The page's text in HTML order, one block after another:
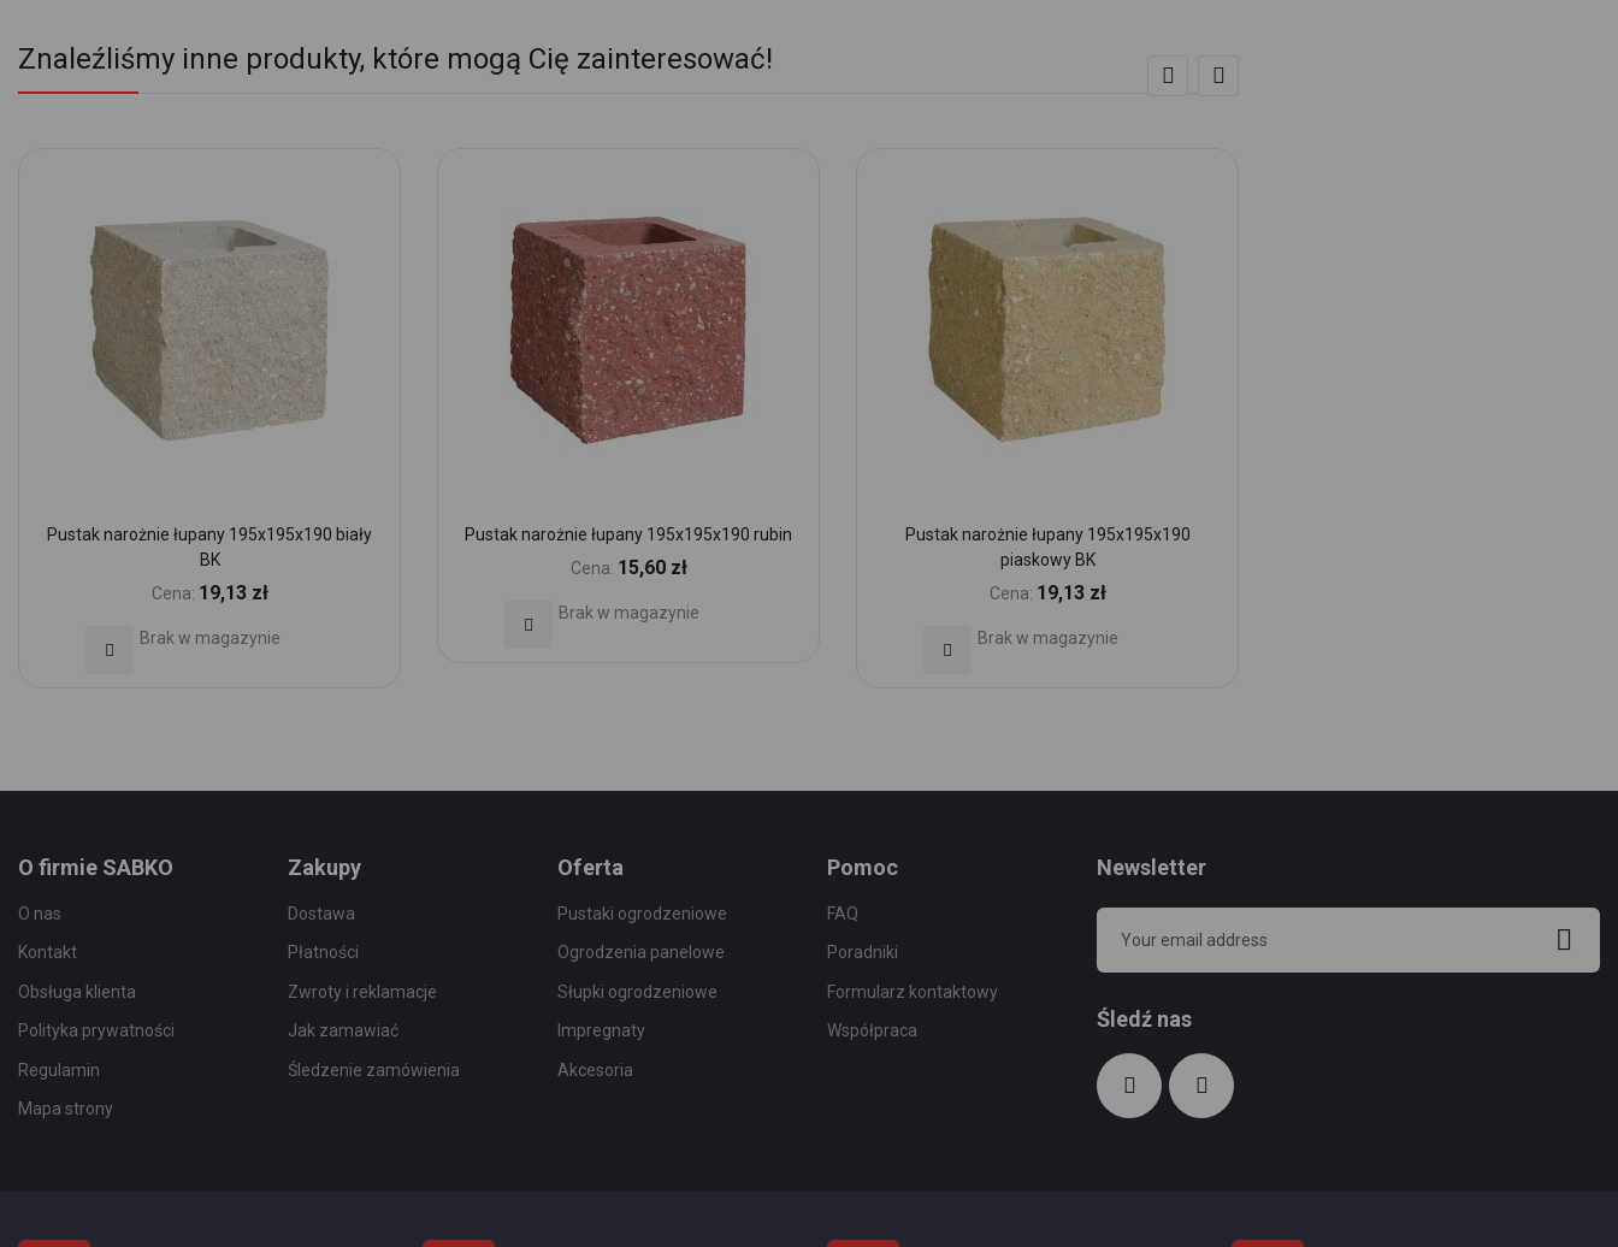
Znaleźliśmy inne produkty, które mogą Cię zainteresować!
Pustak narożnie łupany 195x195x190 biały
BK
Cena: 19,13 zł
Brak w magazynie
Dodaj
Pustak narożnie łupany 195x195x190 rubin
Cena: 15,60 zł
Brak w magazynie
Dodaj
Pustak narożnie łupany 195x195x190
piaskowy BK
Cena: 19,13 zł
Brak w magazynie
Dodaj
O firmie SABKO
O nas
Kontakt
Obsługa klienta
Polityka prywatności
Regulamin
Mapa strony
Zakupy
Dostawa
Płatności
Zwroty i reklamacje
Jak zamawiać
Śledzenie zamówienia
Oferta
Pustaki ogrodzeniowe
Ogrodzenia panelowe
Słupki ogrodzeniowe
Impregnaty
Akcesoria
Pomoc
FAQ
Poradniki
Formularz kontaktowy
Współpraca
Newsletter
Śledź nas